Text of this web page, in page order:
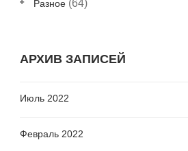
Разное (64)
АРХИВ ЗАПИСЕЙ
Июль 2022
Февраль 2022